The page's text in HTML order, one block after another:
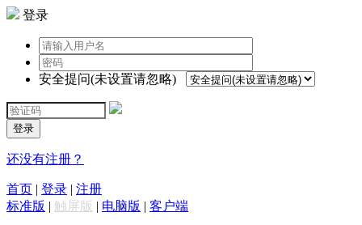
登录
安全提问(未设置请忽略)
登录
还没有注册？
首页 | 登录 | 注册
标准版 | 触屏版 | 电脑版 | 客户端